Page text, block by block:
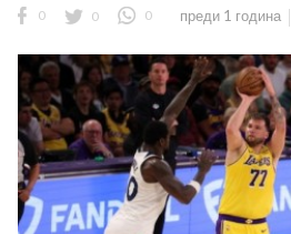
0 0 0 преди 1 година